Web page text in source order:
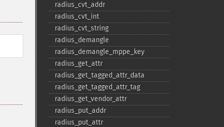
radius_​cvt_​addr
radius_​cvt_​int
radius_​cvt_​string
radius_​demangle
radius_​demangle_​mppe_​key
radius_​get_​attr
radius_​get_​tagged_​attr_​data
radius_​get_​tagged_​attr_​tag
radius_​get_​vendor_​attr
radius_​put_​addr
radius_​put_​attr